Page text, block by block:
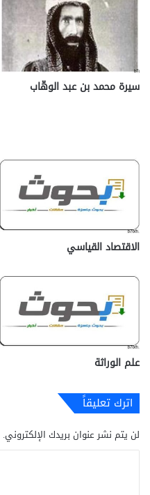
سيرة محمد بن عبد الوهّاب
الاقتصاد القياسي
علم الوراثة
اترك تعليقاً
لن يتم نشر عنوان بريدك الإلكتروني.